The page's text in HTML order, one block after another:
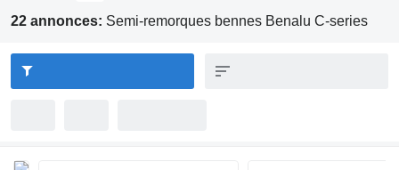
22 annonces: Semi-remorques bennes Benalu C-series